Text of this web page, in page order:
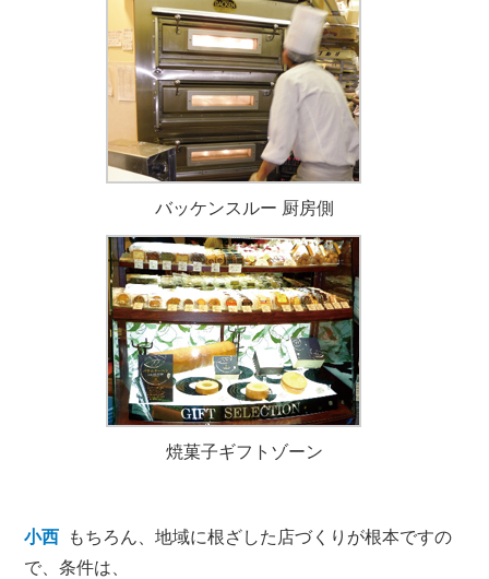
バッケンスルー 厨房側
焼菓子ギフトゾーン
小西 もちろん、地域に根ざした店づくりが根本ですの
で、条件は、